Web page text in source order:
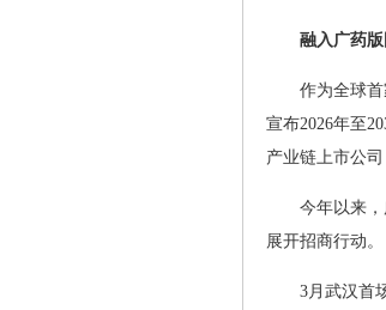
融入广药
作为全球
宣布2026年至
产业链上市公
今年以来
展开招商行动。
3月武汉首